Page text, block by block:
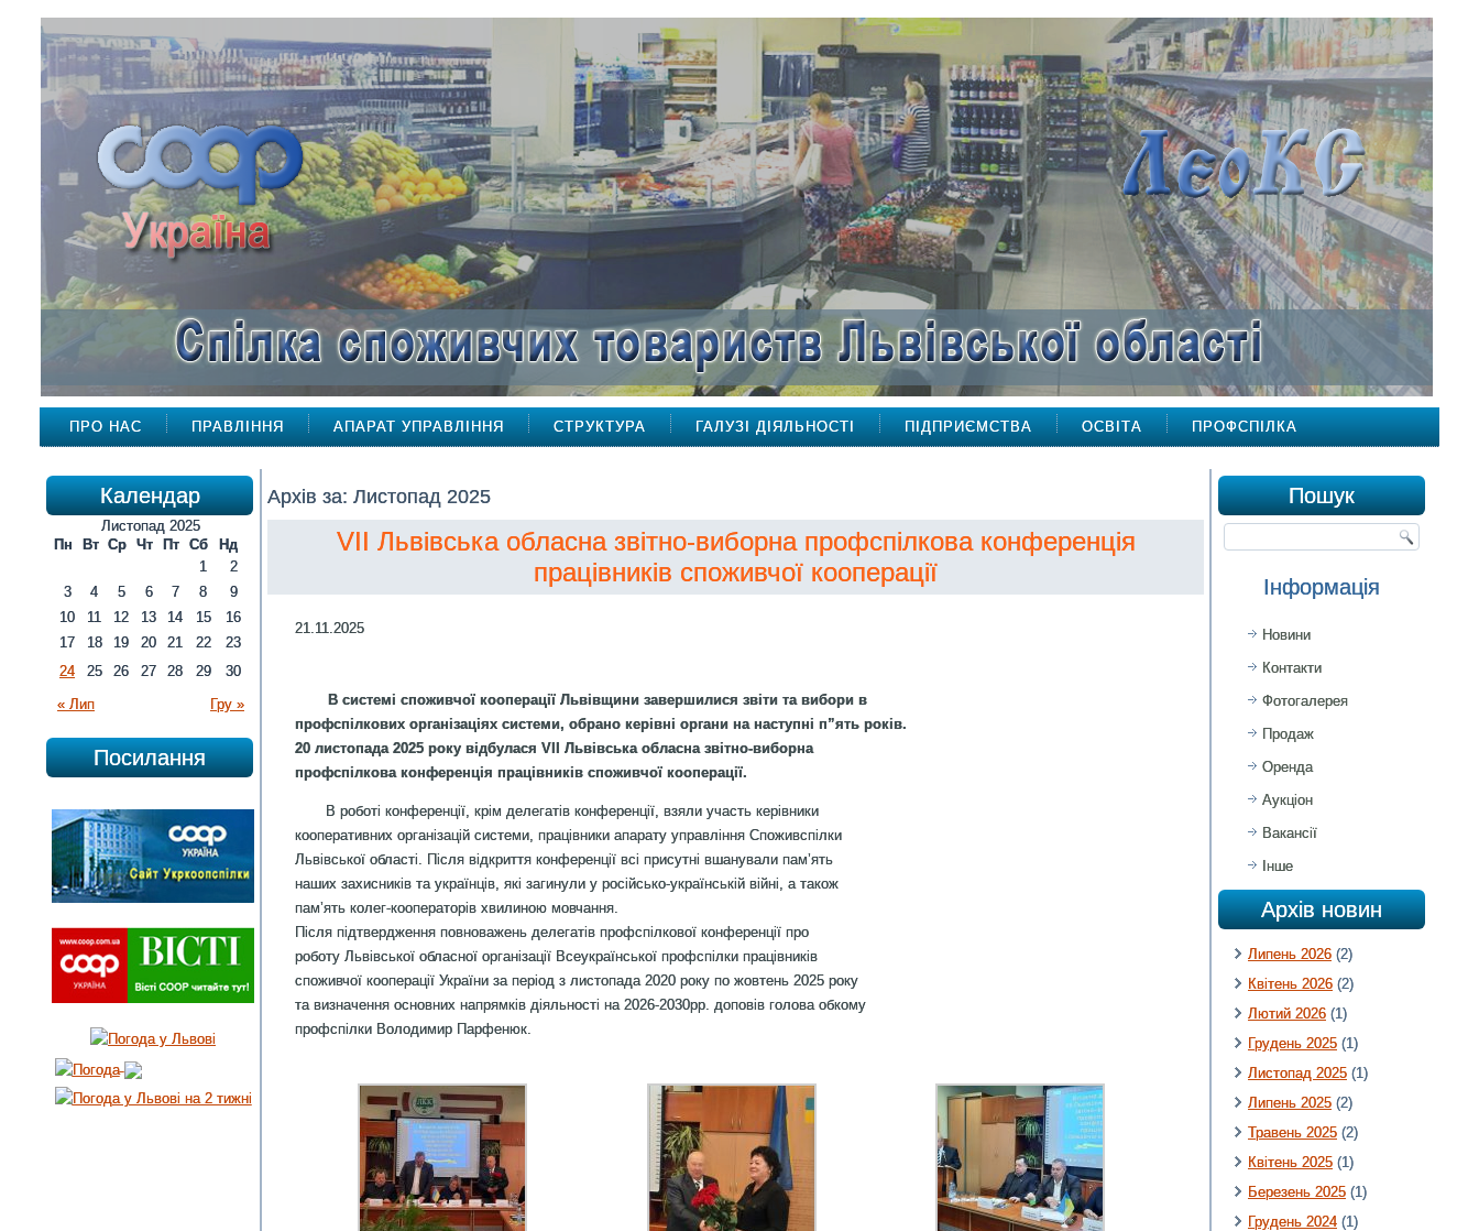
ПРО НАС ПРАВЛІННЯ АПАРАТ УПРАВЛІННЯ СТРУКТУРА ГАЛУЗІ ДІЯЛЬНОСТІ ПІДПРИЄМСТВА ОСВІТА ПРОФСПІЛКА
Календар
Листопад 2025
Пн
Вт Ср Чт Пт Сб Нд
« Лип Гру »
1
2
3
4 5 6 7 8
9
10
11 12 13 14 15
16
17
18 19 20 21 22
23
24
25 26 27 28 29 30
Посилання
Архів за: Листопад 2025
VII Львівська обласна звітно-виборна профспілкова конференція
працівників споживчої кооперації
21.11.2025
В системі споживчої кооперації Львівщини завершилися звіти та вибори в
профспілкових організаціях системи, обрано керівні органи на наступні п”ять років.
20 листопада 2025 року відбулася VІІ Львівська обласна звітно-виборна
профспілкова конференція працівників споживчої кооперації.
В роботі конференції, крім делегатів конференції, взяли участь керівники
кооперативних організацій системи, працівники апарату управління Споживспілки
Львівської області. Після відкриття конференції всі присутні вшанували пам’ять
наших захисників та українців, які загинули у російсько-українській війні, а також
пам’ять колег-кооператорів хвилиною мовчання.
Після підтвердження повноважень делегатів профспілкової конференції про
роботу Львівської обласної організації Всеукраїнської профспілки працівників
споживчої кооперації України за період з листопада 2020 року по жовтень 2025 року
та визначення основних напрямків діяльності на 2026-2030рр. доповів голова обкому
профспілки Володимир Парфенюк.
Пошук
Інформація
Новини
Контакти
Фотогалерея
Продаж
Оренда
Аукціон
Вакансії
Інше
Архів новин
Липень 2026 (2)
Квітень 2026 (2)
Лютий 2026 (1)
Грудень 2025 (1)
Листопад 2025 (1)
Липень 2025 (2)
Травень 2025 (2)
Квітень 2025 (1)
Березень 2025 (1)
Грудень 2024 (1)